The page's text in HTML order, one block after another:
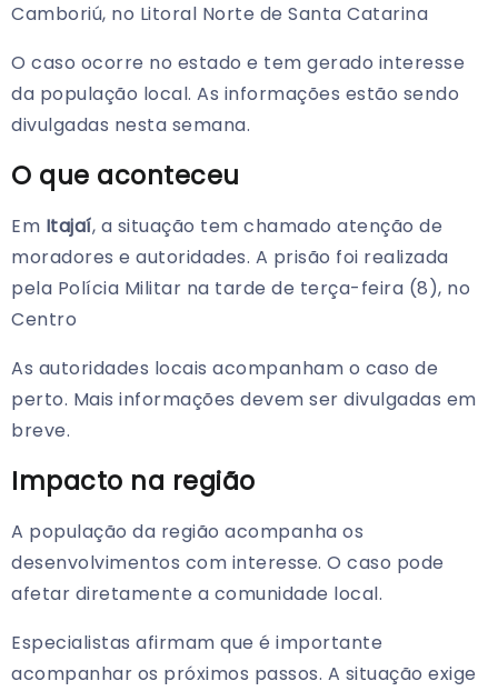
Camboriú, no Litoral Norte de Santa Catarina
O caso ocorre no estado e tem gerado interesse
da população local. As informações estão sendo
divulgadas nesta semana.
O que aconteceu
Em Itajaí, a situação tem chamado atenção de
moradores e autoridades. A prisão foi realizada
pela Polícia Militar na tarde de terça-feira (8), no
Centro
As autoridades locais acompanham o caso de
perto. Mais informações devem ser divulgadas em
breve.
Impacto na região
A população da região acompanha os
desenvolvimentos com interesse. O caso pode
afetar diretamente a comunidade local.
Especialistas afirmam que é importante
acompanhar os próximos passos. A situação exige